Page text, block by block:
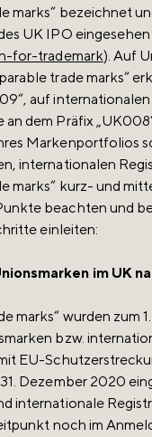
marks“ bezeichnet
UK IPO
for-trademark). Auf
trade marks“
auf
an dem Präfix
Markenportfolios
internationalen
marks“ kurz- und
beachten und
einleiten:
im UK
marks“ wurden zum
bzw.
EU-
Dezember 2020
internationale
noch im